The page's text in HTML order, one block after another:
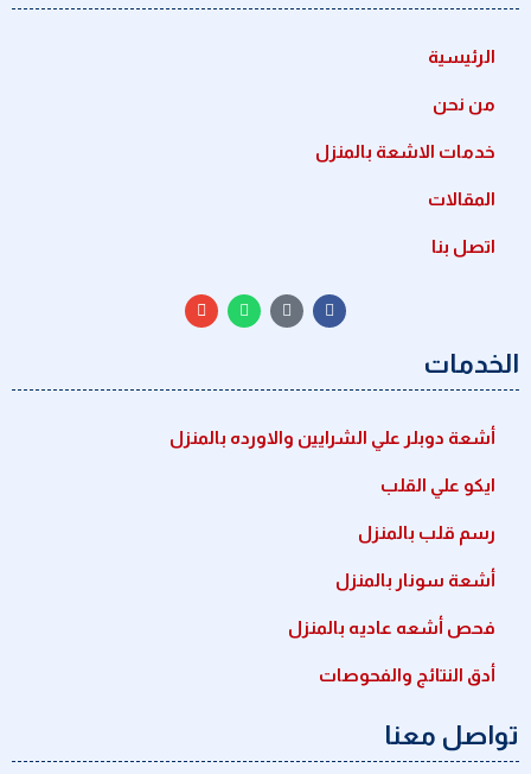
الرئيسية
من نحن
خدمات الاشعة بالمنزل
المقالات
اتصل بنا
الخدمات
أشعة دوبلر علي الشرايين والاورده بالمنزل
ايكو علي القلب
رسم قلب بالمنزل
أشعة سونار بالمنزل
فحص أشعه عاديه بالمنزل
أدق النتائج والفحوصات
تواصل معنا